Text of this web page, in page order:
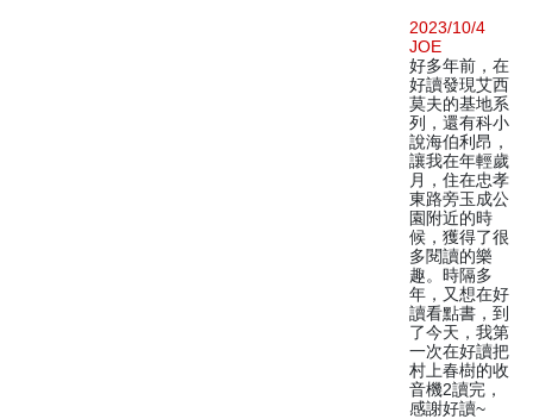
2023/10/4
JOE
好多年前，在
好讀發現艾西
莫夫的基地系
列，還有科小
說海伯利昂，
讓我在年輕歲
月，住在忠孝
東路旁玉成公
園附近的時
候，獲得了很
多閱讀的樂
趣。時隔多
年，又想在好
讀看點書，到
了今天，我第
一次在好讀把
村上春樹的收
音機2讀完，
感謝好讀~